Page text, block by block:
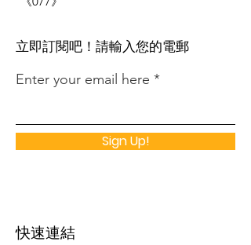
​立即訂閱吧！請輸入您的電郵
Enter your email here
Sign Up!
快速連結